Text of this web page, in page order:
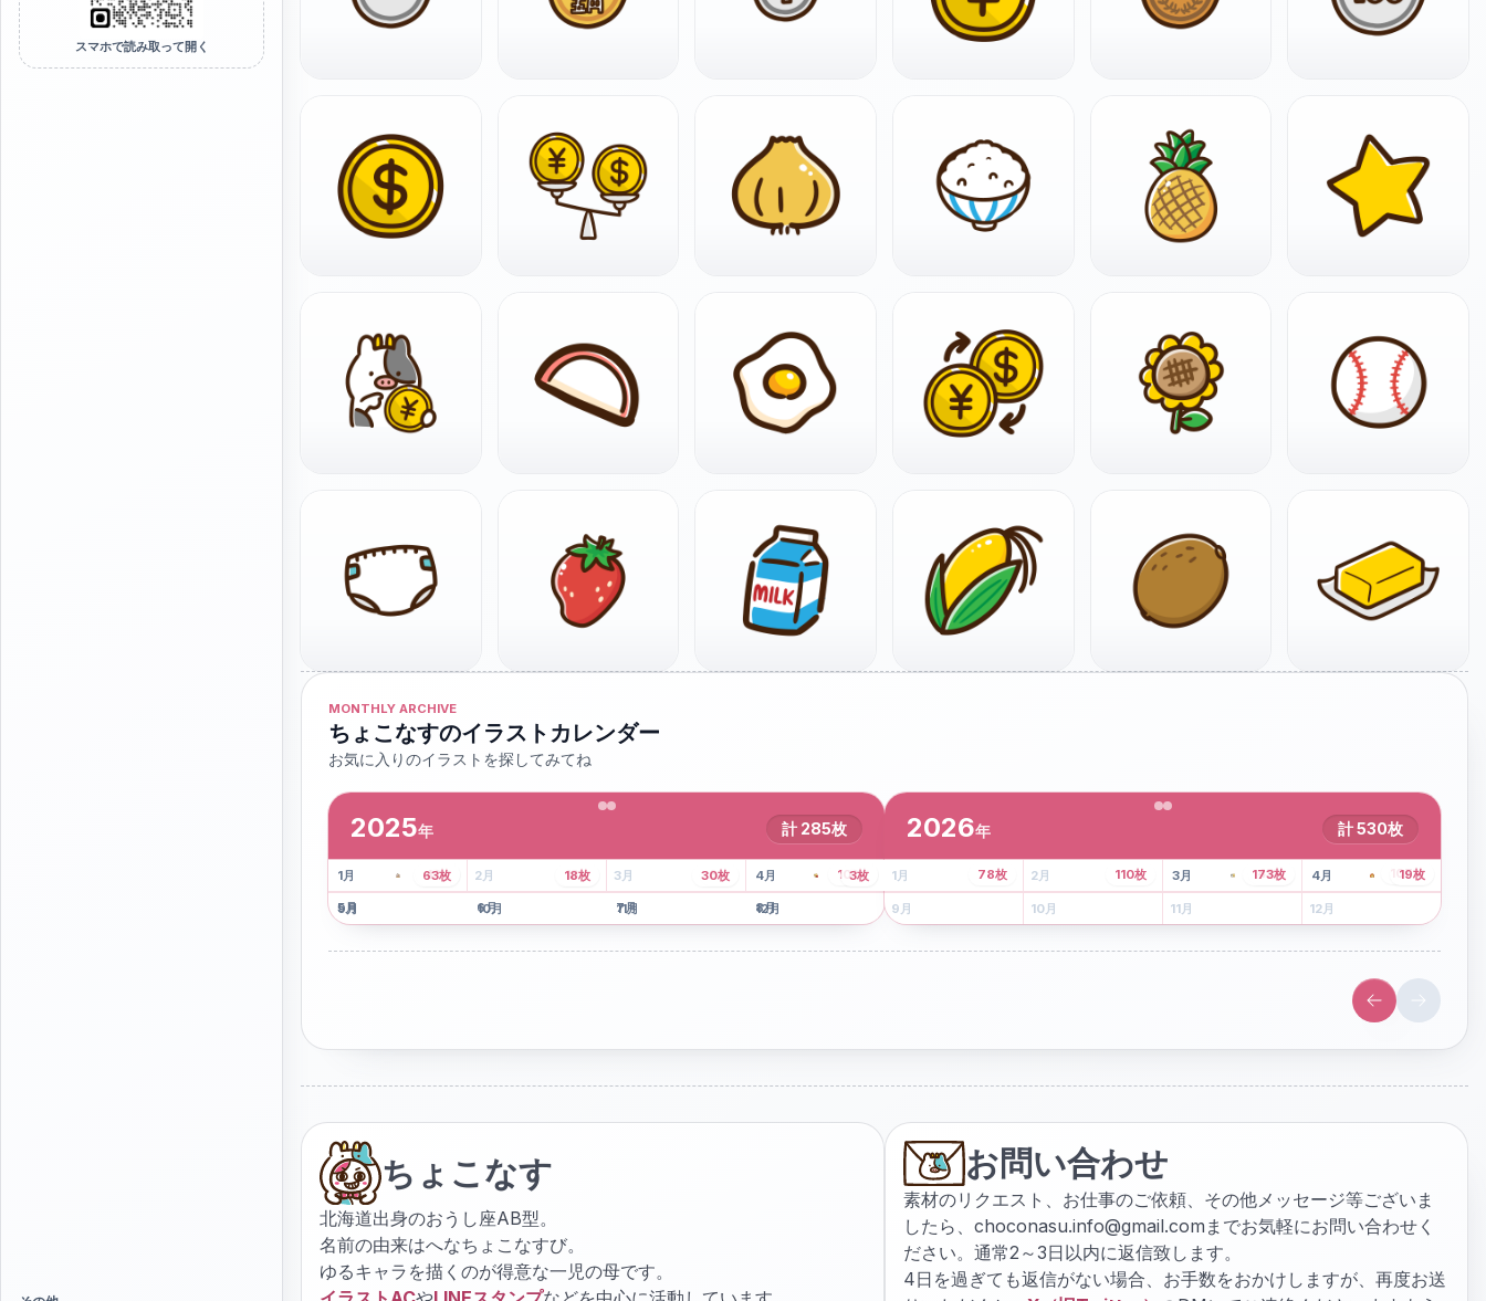
スマホで読み取って開く
MONTHLY ARCHIVE
ちょこなすのイラストカレンダー
お気に入りのイラストを探してみてね
2025年 計 285枚
1月 2枚 2月 3月 4月 8枚
5月
41枚
6月
13枚
7月
6枚
8月
101枚
9月
63枚
10月
18枚
11月
30枚
12月
3枚
2026年 計530枚
1月 2月 3月 43枚 4月 107枚
5 月
78枚
6月
110枚
7 月
173枚
8月
19枚
9 月 10月 11月 12月
ちょこなす
北海道出身のおうし座AB型。
名前の由来はへなちょこなすび。
ゆるキャラを描くのが得意な一児の母です。
お問い合わせ
素材のリクエスト、お仕事のご依頼、その他メッセージ等ございま
したら、 choconasu.info@gmail.com までお気軽にお問い合わせく
ださい。通常2～3日以内に返信致します。
4日を過ぎても返信がない場合、お手数をおかけしますが、再度お送